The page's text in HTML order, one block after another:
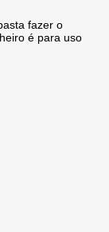
fazer o
é para uso